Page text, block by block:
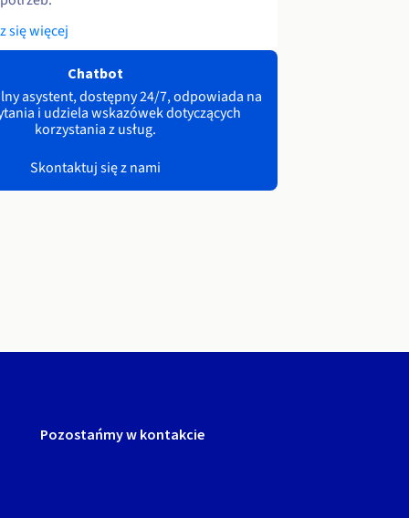
się więcej
Chatbot
asystent, dostępny 24/7, odpowiada na
i udziela wskazówek dotyczących
korzystania z usług.
Skontaktuj się z nami
Pozostańmy w kontakcie